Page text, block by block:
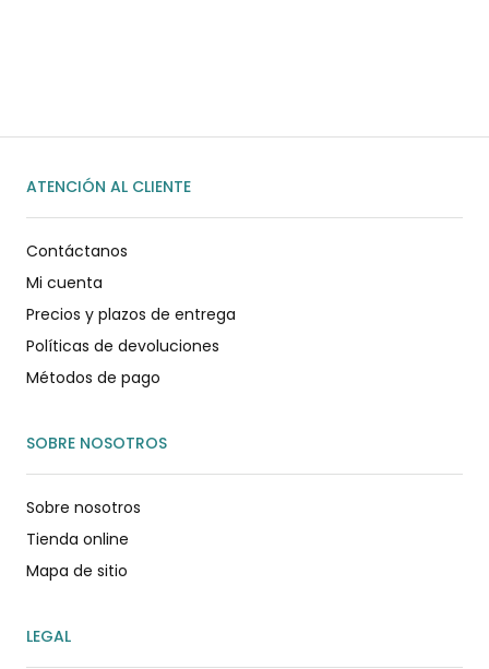
ATENCIÓN AL CLIENTE
Contáctanos
Mi cuenta
Precios y plazos de entrega
Políticas de devoluciones
Métodos de pago
SOBRE NOSOTROS
Sobre nosotros
Tienda online
Mapa de sitio
LEGAL